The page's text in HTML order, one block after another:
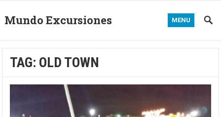
Mundo Excursiones MENU
TAG: OLD TOWN